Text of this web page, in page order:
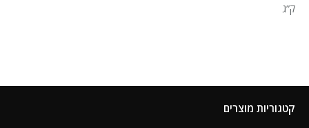
ק”ג
קטגוריות מוצרים